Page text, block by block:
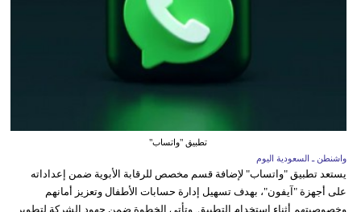
تطبيق "واتساب"
واشنطن ـ السعودية اليوم
يستعد تطبيق "واتساب" لإضافة قسم مخصص للرقابة الأبوية ضمن إعداداته
على أجهزة "آيفون"، بهدف تسهيل إدارة حسابات الأطفال وتعزيز أمانهم
وخصوصيتهم أثناء استخدام التطبيق. وتأتي الخطوة ضمن جهود الشركة لتطوير